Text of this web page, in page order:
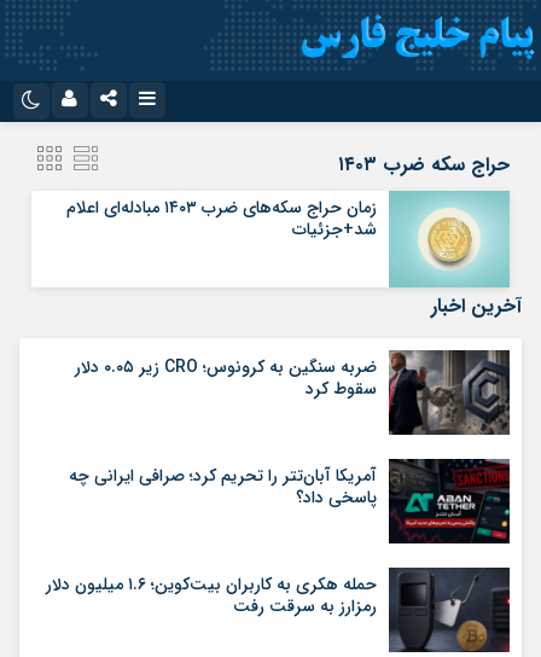
سروش
آپارات
حراج سکه ضرب ۱۴۰۳
زمان حراج سکه‌های ضرب ۱۴۰۳ مبادله‌ای اعلام
شد+جزئیات
آخرین اخبار
ضربه سنگین به کرونوس؛ CRO زیر ۰.۰۵ دلار
سقوط کرد
آمریکا آبان‌تتر را تحریم کرد؛ صرافی ایرانی چه
پاسخی داد؟
حمله هکری به کاربران بیت‌کوین؛ ۱.۶ میلیون دلار
رمزارز به سرقت رفت